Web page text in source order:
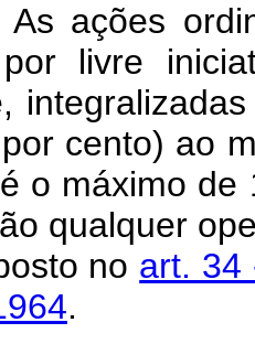
As ações
livre
cento) ao
o máximo
qualquer
no art. 34
.